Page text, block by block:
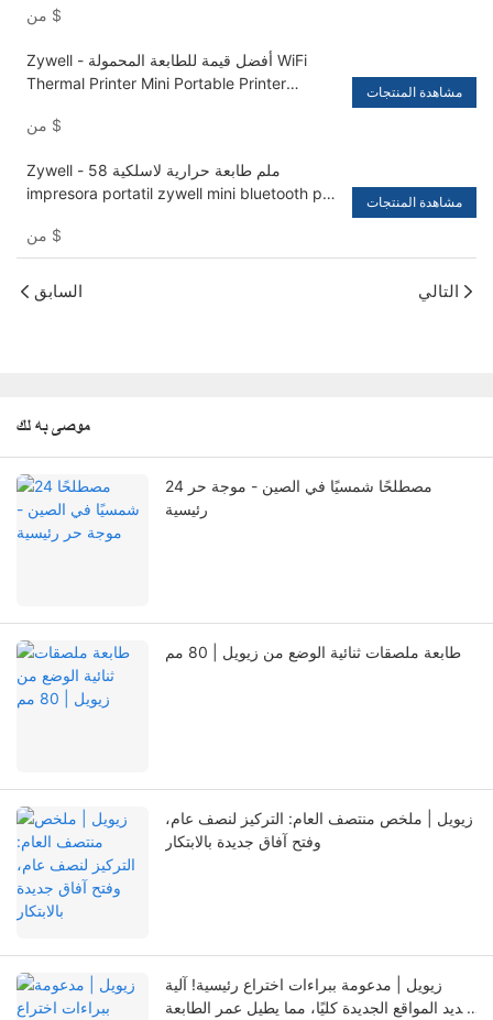
$
Zywell - أفضل قيمة للطابعة المحمولة WiFi
Thermal Printer Mini Portable Printer
$
مشاهدة المنتجات
Zywell - 58 ملم طابعة حرارية لاسلكية
impresora portatil zywell mini bluetooth pos
$
مشاهدة المنتجات
السابق التالي
موصى به لك
24 مصطلحًا شمسيًا في الصين - موجة حر
رئيسية
طابعة ملصقات ثنائية الوضع من زيويل | 80 مم
زيويل | ملخص منتصف العام: التركيز لنصف عام،
وفتح آفاق جديدة بالابتكار
زيويل | مدعومة ببراءات اختراع رئيسية! آلية
تحديد المواقع الجديدة كليًا، مما يطيل عمر الطابعة